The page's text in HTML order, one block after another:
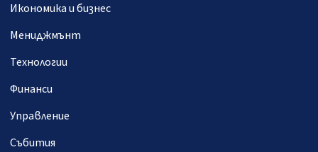
Икономика и бизнес
Мениджмънт
Технологии
Финанси
Управление
Събития